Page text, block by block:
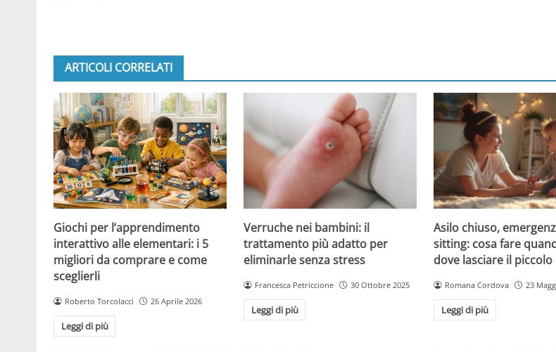
ARTICOLI CORRELATI
Giochi per l’apprendimento
interattivo alle elementari: i 5
migliori da comprare e come
sceglierli
Roberto Torcolacci 26 Aprile 2026
Leggi di più
Verruche nei bambini: il
trattamento più adatto per
eliminarle senza stress
Francesca Petriccione 30 Ottobre 2025
Leggi di più
Asilo chiuso,
sitting: cosa fare
dove lasciare il piccolo
Romana Cordova 23
Leggi di più